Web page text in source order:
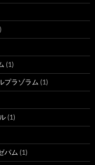
(1)
プラゾラム (1)
(1)
パム (1)